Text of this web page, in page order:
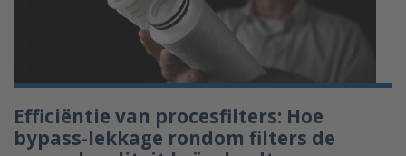
Efficiëntie van procesfilters: Hoe
bypass-lekkage rondom filters de